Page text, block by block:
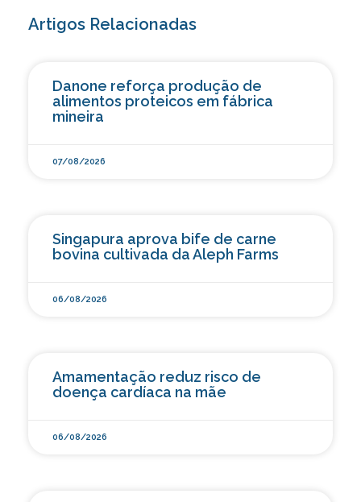
Artigos Relacionadas
Danone reforça produção de
alimentos proteicos em fábrica
mineira
07/08/2026
Singapura aprova bife de carne
bovina cultivada da Aleph Farms
06/08/2026
Amamentação reduz risco de
doença cardíaca na mãe
06/08/2026